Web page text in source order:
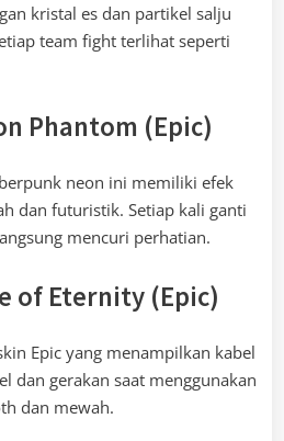
kristal es dan partikel salju
team fight terlihat seperti
Phantom (Epic)
neon ini memiliki efek
dan futuristik. Setiap kali ganti
mencuri perhatian.
of Eternity (Epic)
Epic yang menampilkan kabel
dan gerakan saat menggunakan
dan mewah.